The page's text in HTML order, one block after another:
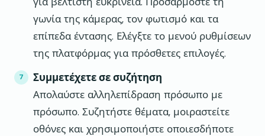
γωνία της κάμερας, τον φωτισμό και τα
επίπεδα έντασης. Ελέγξτε το μενού ρυθμίσεων
της πλατφόρμας για πρόσθετες επιλογές.
Συμμετέχετε σε συζήτηση
Απολαύστε αλληλεπίδραση πρόσωπο με
πρόσωπο. Συζητήστε θέματα, μοιραστείτε
οθόνες και χρησιμοποιήστε οποιεσδήποτε